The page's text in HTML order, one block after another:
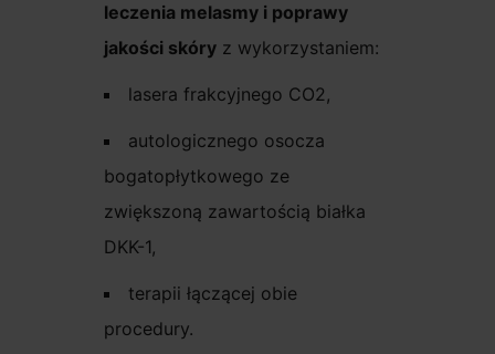
leczenia melasmy i poprawy
jakości skóry z wykorzystaniem:
lasera frakcyjnego CO2,
autologicznego osocza
bogatopłytkowego ze
zwiększoną zawartością białka
DKK-1,
terapii łączącej obie
procedury.